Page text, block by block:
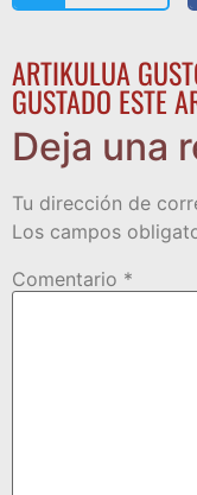
ARTIKULUA
GUSTADO ESTE
Deja una
Tu dirección de
Los campos
Comentario *